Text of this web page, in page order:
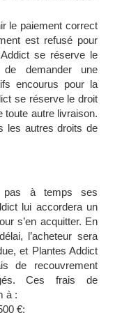
le paiement correct
est refusé pour
se réserve le
demander une
encourus pour la
se réserve le droit
toute autre livraison.
les autres droits de
pas à temps ses
lui accordera un
s’en acquitter. En
l’acheteur sera
et Plantes Addict
de recouvrement
Ces frais de
à :
€;